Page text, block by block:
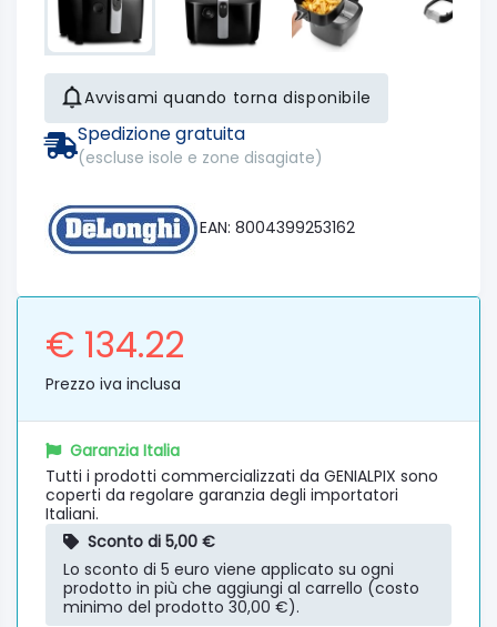
Avvisami quando torna disponibile
Spedizione gratuita
(escluse isole e zone disagiate)
EAN: 8004399253162
€ 134.22
Prezzo iva inclusa
Garanzia Italia
Tutti i prodotti commercializzati da GENIALPIX sono
coperti da regolare garanzia degli importatori
Italiani.
Sconto di 5,00 €
Lo sconto di 5 euro viene applicato su ogni
prodotto in più che aggiungi al carrello (costo
minimo del prodotto 30,00 €).